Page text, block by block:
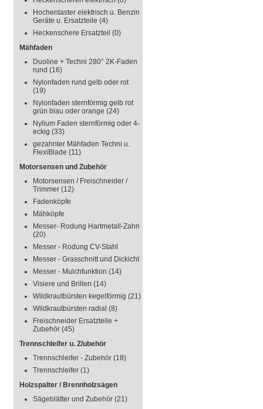
Hochentaster elektrisch u. Benzin
Geräte u. Ersatzteile (4)
Heckenschere Ersatzteil (0)
Mähfaden
Duoline + Techni 280° 2K-Faden
rund (16)
Nylonfaden rund gelb oder rot
(19)
Nylonfaden sternförmig gelb rot
grün blau oder orange (24)
Nylium Faden sternförmig oder 4-
eckig (33)
gezahnter Mähfaden Techni u.
FlexiBlade (11)
Motorsensen und Zubehör
Motorsensen / Freischneider /
Trimmer (12)
Fadenköpfe
Mähköpfe
Messer- Rodung Hartmetall-Zahn
(20)
Messer - Rodung CV-Stahl
Messer - Grasschnitt und Dickicht
Messer - Mulchfunktion (14)
Visiere und Brillen (14)
Wildkrautbürsten kegelförmig (21)
Wildkrautbürsten radial (8)
Freischneider Ersatzteile +
Zubehör (45)
Trennschleifer u. Z/ubehör
Trennschleifer - Zubehör (18)
Trennschleifer (1)
Holzspalter / Brennholzsägen
Sägeblätter und Zubehör (21)